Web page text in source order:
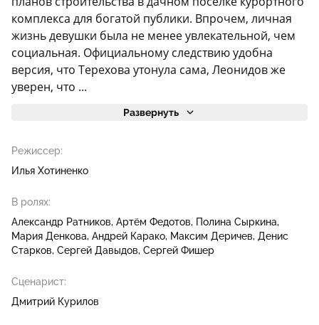
комплекса для богатой публики. Впрочем, личная
жизнь девушки была не менее увлекательной, чем
социальная. Официальному следствию удобна
версия, что Терехова утонула сама, Леонидов же
уверен, что ...
Развернуть
Режиссер:
Илья Хотиненко
В ролях:
Александр Ратников Артём Федотов
Полина Сыркина
Мария Денкова Андрей Карако Максим Деричев Денис
Старков Сергей Давыдов Сергей Фишер
Сценарист:
Дмитрий Курилов